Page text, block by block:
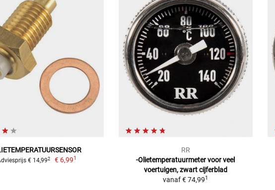
€ 14,992 € 6,991
RR
-Olietemperatuurmeter voor veel
voertuigen, zwart cijferblad
vanaf€ 74,991